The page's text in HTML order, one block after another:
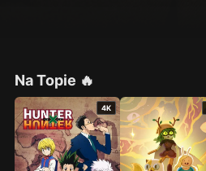
Na Topie 🔥
4K